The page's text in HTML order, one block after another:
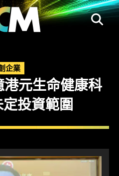
企業
港元生命健康科
投資範圍